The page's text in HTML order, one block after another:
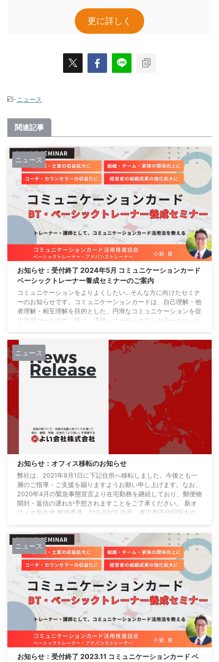
更に詳しく
-ニュース
関連記事
ニュース
お知らせ：受付終了 2024年5月 コミュニケーションカード
ベーシックトレーナー養成セミナーのご案内
コミュニケーションをよりよくしたい…そんな方に向けたセミナ
ーのお知らせです。コミュニケーションカードは、自己理解・他
者理解・相互理解を目的とした、円滑なコミュニケーションを促
す学習ツールです。特に、講師・コーチ・カウンセラーといった
活用できます。 セミナーの詳細を確認する ベーシックトレーナ
ー養成セミナー開催概要 ベーシックトレーナー養成セミナー
は、ベーシックセミナーで行った３つのワークを実践し、有料サ
ービスとしても提供できるレベルのトレーナー（講 ...
ニュース
お知らせ：オフィス移転のお知らせ
弊社は、2021年9月1日に下記住所へ移転しました。今後とも一
層のご指導・ご支援を賜りますようお願い申し上げます。なお、
2020年4月の緊急事態宣言より在宅勤務を継続しており、郵便物
開封・返信の遅れが予想されますことをご了承ください。 新オ
フィス所在地 郵便番号：100-0005 住所：東京都千代田区丸の
通り） まとめ これらは、あくまでも一例です。相手に伝わりや
すいように相談する、短い時間で共通認識を取るには、正解・不
正解はあ ...
ニュース
お知らせ：受付終了 2023.11 コミュニケーションカード ベ